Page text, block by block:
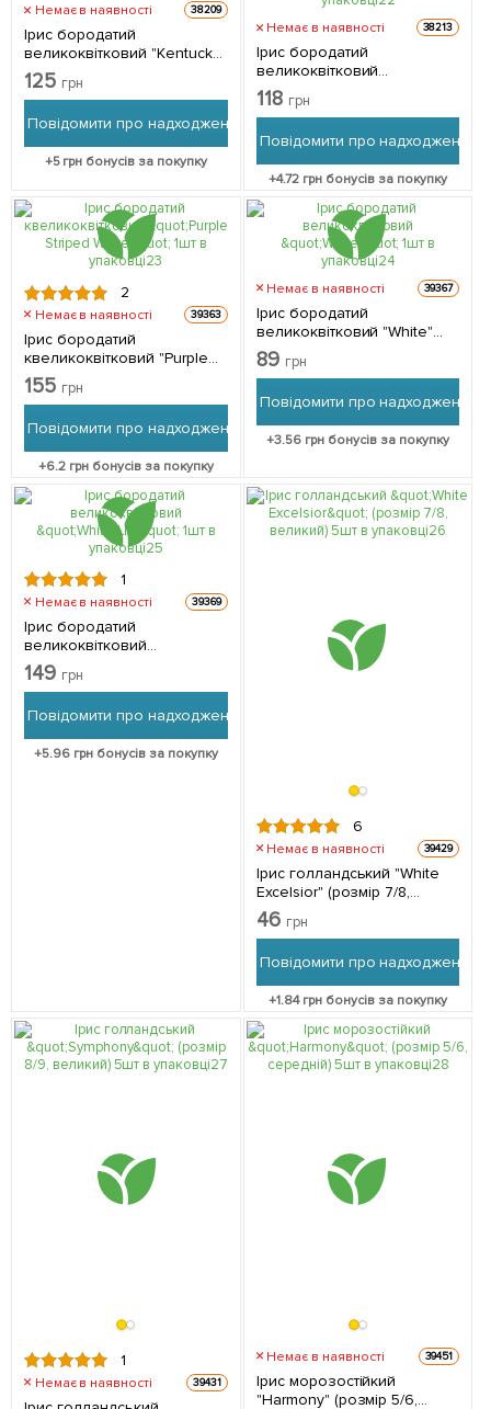
Немає в наявності 38209
Ірис бородатий
великоквітковий "Kentucky
Woman" 1шт в упаковці
125 грн
Повідомити про надходження
+5грн бонусів за покупку
Немає в наявності 38213
Ірис бородатий
великоквітковий
"Skywalker" 1шт в упаковці
118 грн
Повідомити про надходження
+4.72 грн бонусів за покупку
2
Немає в наявності 39363
Ірис бородатий
квеликоквітковий "Purple
Striped White" 1шт в
упаковці
155 грн
Повідомити про надходження
+6.2 грн бонусів за покупку
Немає в наявності 39367
Ірис бородатий
великоквітковий "White"
1шт в упаковці
89 грн
Повідомити про надходження
+3.56 грн бонусів за покупку
1
Немає в наявності 39369
Ірис бородатий
великоквітковий
"White/Lila" 1шт в упаковці
149 грн
Повідомити про надходження
+5.96 грн бонусів за покупку
6
Немає в наявності 39429
Ірис голландський "White
Excelsior" (розмір 7/8,
великий) 5шт в упаковці
46 грн
Повідомити про надходження
+1.84грн бонусів за покупку
1
Немає в наявності 39431
Немає в наявності 39451
Ірис морозостійкий
"Harmony" (розмір 5/6,